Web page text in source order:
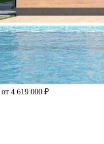
от 4 619 000 ₽